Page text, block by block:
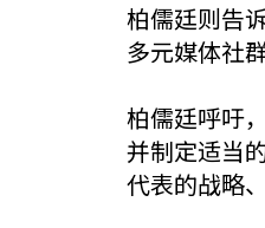
柏儒廷则告
多元媒体社
柏儒廷呼吁
并制定适当
代表的战略